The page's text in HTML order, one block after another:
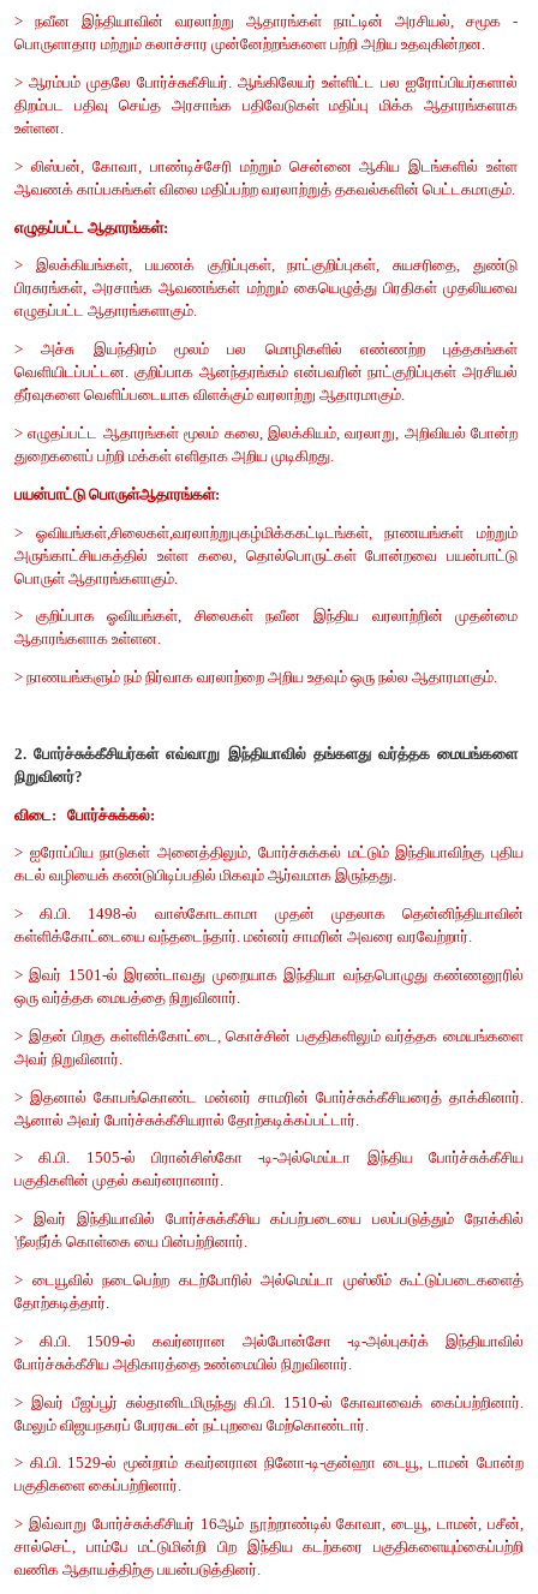
VI. பின்வரும் வினாக்களுக்கு ஓரிரு வாக்கியங்களில்
1. ஆவணக் காப்பகங்கள் பற்றி சிறுகுறிப்பு தருக.
விடை :
வரலாற்று ஆவணங்கள் பாதுகாக்கப்படும் இடம் ஆவணக்
அழைக்கப்படுகிறது.
இந்திய தேசிய ஆவணக்காப்பகம் (NAI) புதுதில்லியில்
இது இந்திய அரசின் ஆவணங்களைப் பாதுகாக்கும் முதன்மைக்
தலைமுறையினருக்கு ஒரு வழிகாட்டியாக இது விளங்குகிறது
2. நாணயங்களின் முக்கியத்துவம் பற்றி எழுதுக.
விடை:நாணயங்கள், நிர்வாக வரலாற்றை அறிய ஒரு
திகழ்கின்றன நவீன இந்தியாவின் முதல் நாணயம்
ஆங்கிலேயர் ஆட்சியில் வெளியிடப்பட்டது.
3. இளவரசர் ஹென்றி "மாலுமி ஹென்றி" என ஏன்
ஊக்குவித்தார். கடற்பயணம் மேற்கொள்வது குறித்து ஒரு
பள்ளியையும் நிறுவினார். எனவே
என அழைக்கப்படுகிறார்.
4. இந்தியாவில் டச்சுக்காரர்களால் நிறுவப்பட்ட முக்கிய
பெயரை எழுதுக.
விடை:
இந்தியாவில் பழவேற்காடு, சூரத் சின்சுரா,
முக்கிய வர்த்தக மையங்களாகும்.
விடை:சூரத், ஆக்ரா, அகமதாபாத், புரோச். சென்னை .
மசூலிப்பட்டினம் மற்றும் சால்செட்
VII விரிவான விடையளி
1. நவீன இந்தியாவின் வரலாற்று ஆதாரங்கள் பற்றி குறிப்பிடுக.
விடை: நவீன இந்திய ஆதாரங்கள்:
> நவீன இந்தியாவின் வரலாற்று ஆதாரங்கள் நாட்டின்
பொருளாதார மற்றும் கலாச்சார முன்னேற்றங்களை பற்றி அறிய